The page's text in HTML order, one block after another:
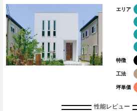
エリア
特徴
工法
坪単価
性能レビュー